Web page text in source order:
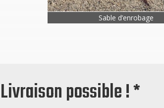
Sable d’enrobage
Livraison possible ! *